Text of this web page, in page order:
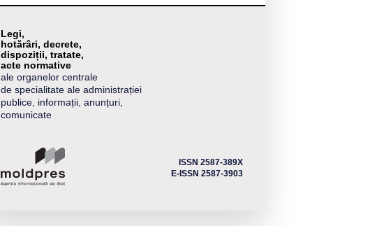
Legi,
hotărâri, decrete,
dispoziții, tratate,
acte normative
ale organelor centrale
de specialitate ale administrației
publice, informații, anunțuri,
comunicate
ISSN 2587-389X
E-ISSN 2587-3903